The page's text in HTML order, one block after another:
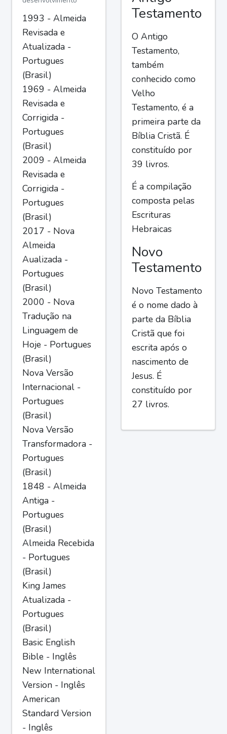
1993 - Almeida
Revisada e
Atualizada -
Portugues
(Brasil)
1969 - Almeida
Revisada e
Corrigida -
Portugues
(Brasil)
2009 - Almeida
Revisada e
Corrigida -
Portugues
(Brasil)
2017 - Nova
Almeida
Aualizada -
Portugues
(Brasil)
2000 - Nova
Tradução na
Linguagem de
Hoje - Portugues
(Brasil)
Nova Versão
Internacional -
Portugues
(Brasil)
Nova Versão
Transformadora -
Portugues
(Brasil)
1848 - Almeida
Antiga -
Portugues
(Brasil)
Almeida Recebida
- Portugues
(Brasil)
King James
Atualizada -
Portugues
(Brasil)
Basic English
Bible - Inglês
New International
Version - Inglês
American
Standard Version
- Inglês
Testamento
O Antigo
Testamento,
também
conhecido como
Velho
Testamento, é a
primeira parte da
Bíblia Cristã. É
constituído por
39 livros.
É a compilação
composta pelas
Escrituras
Hebraicas
Novo
Testamento
Novo Testamento
é o nome dado à
parte da Bíblia
Cristã que foi
escrita após o
nascimento de
Jesus. É
constituído por
27 livros.